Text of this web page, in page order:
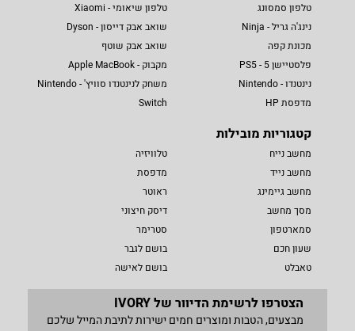
טלפון סמסונג
נינג'ה גריל - Ninja
מכונת קפה
פלסטיישן 5 - PS5
נינטנדו - Nintendo
מדפסת HP
טלפון שיאומי - Xiaomi
שואב אבק דייסון - Dyson
שואב אבק שוטף
מקבוק - Apple MacBook
משחק לנינטנדו סוויץ' - Nintendo
Switch
קטגוריות מובילות
מחשב נייח
מחשב נייד
מחשב גיימינג
מסך מחשב
סמארטפון
שעון חכם
טאבלט
טלוויזיה
מדפסת
ראוטר
דיסק חיצוני
סטרימר
בושם לגבר
בושם לאישה
הצטרפו לרשימת הדיוור של IVORY
מבצעים, הטבות ומוצרים חמים ישירות לתיבת המייל שלכם